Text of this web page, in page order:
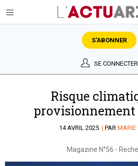
S'ABONNER
SE CONNECTER
Risque
provisionnement
14 AVRIL 2025 | PAR MARIE
Magazine N°56 -